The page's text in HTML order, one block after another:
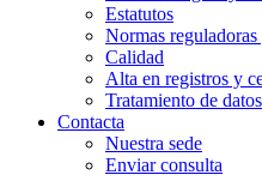
Estatutos
Normas
Calidad
Alta en registros y
Tratamiento de
Contacta
Nuestra sede
Enviar consulta